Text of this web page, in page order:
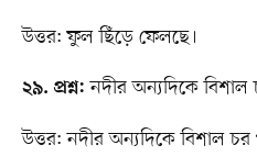
উত্তর: ফুল ছিঁড়ে ফেলছে।
২৯. প্রশ্ন: নদীর অন্যদিকে বিশাল
উত্তর: নদীর অন্যদিকে বিশাল